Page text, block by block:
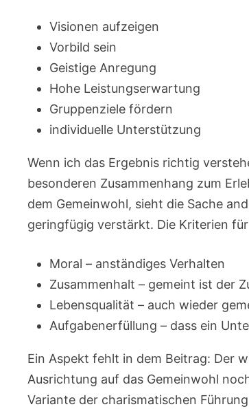
Visionen aufzeigen
Vorbild sein
Geistige Anregung
Hohe Leistungserwartung
Gruppenziele fördern
individuelle Unterstützung
Wenn ich das Ergebnis richtig
besonderen Zusammenhang zum
dem Gemeinwohl, sieht die Sache
geringfügig verstärkt. Die Kriterien
Moral – anständiges Verhalten
Zusammenhalt – gemeint ist der
Lebensqualität – auch wieder
Aufgabenerfüllung – dass ein
Ein Aspekt fehlt in dem Beitrag: Der
Ausrichtung auf das Gemeinwohl
Variante der charismatischen